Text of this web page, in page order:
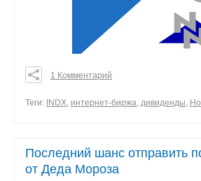
0
1 Комментарий
Теги: INDX, интернет-биржа, дивиденды,
Последний шанс отправить
от Деда Мороза